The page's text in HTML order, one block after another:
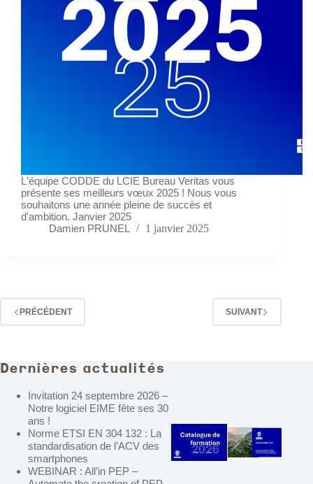
L'équipe CODDE du LCIE Bureau Veritas vous
présente ses meilleurs vœux 2025 ! Nous vous
souhaitons une année pleine de succès et
d'ambition. Janvier 2025
Damien PRUNEL
1 janvier 2025
PRÉCÉDENT SUIVANT
Dernières actualités
Invitation 24 septembre 2026 –
Notre logiciel EIME fête ses 30
ans !
Norme ETSI EN 304 132 : La
standardisation de l’ACV des
smartphones
WEBINAR : All’in PEP –